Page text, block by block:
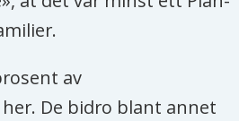
av
De bidro blant annet